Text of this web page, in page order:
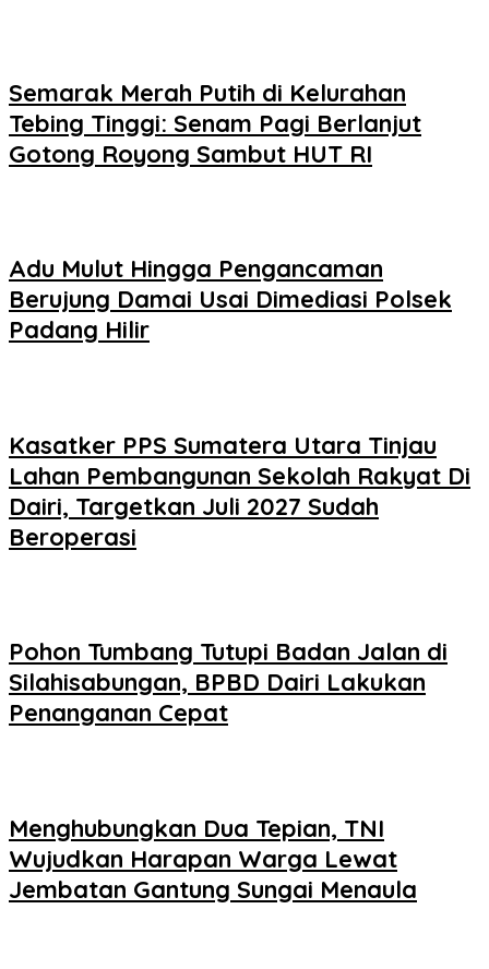
Semarak Merah Putih di Kelurahan
Tebing Tinggi: Senam Pagi Berlanjut
Gotong Royong Sambut HUT RI
Adu Mulut Hingga Pengancaman
Berujung Damai Usai Dimediasi Polsek
Padang Hilir
Kasatker PPS Sumatera Utara Tinjau
Lahan Pembangunan Sekolah Rakyat Di
Dairi, Targetkan Juli 2027 Sudah
Beroperasi
Pohon Tumbang Tutupi Badan Jalan di
Silahisabungan, BPBD Dairi Lakukan
Penanganan Cepat
Menghubungkan Dua Tepian, TNI
Wujudkan Harapan Warga Lewat
Jembatan Gantung Sungai Menaula